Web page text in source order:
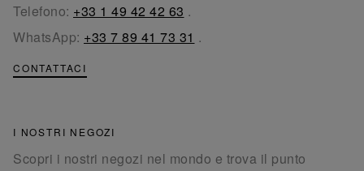
Telefono: +33 1 49 42 42 63 .
WhatsApp: +33 7 89 41 73 31 .
CONTATTACI
I NOSTRI NEGOZI
Scopri i nostri negozi nel mondo e trova il punto